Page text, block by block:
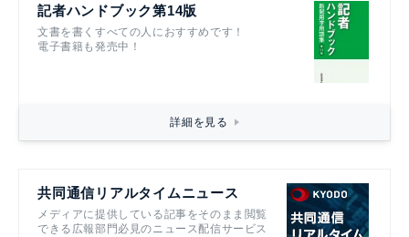
記者ハンドブック第14版
文書を書くすべての人におすすめです！
電子書籍も発売中！
詳細を見る
共同通信リアルタイムニュース
メディアに提供している記事をそのまま閲覧
できる広報部門必見のニュース配信サービス